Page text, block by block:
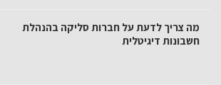
מה צריך לדעת על חברות סליקה בהנהלת
חשבונות דיגיטלית